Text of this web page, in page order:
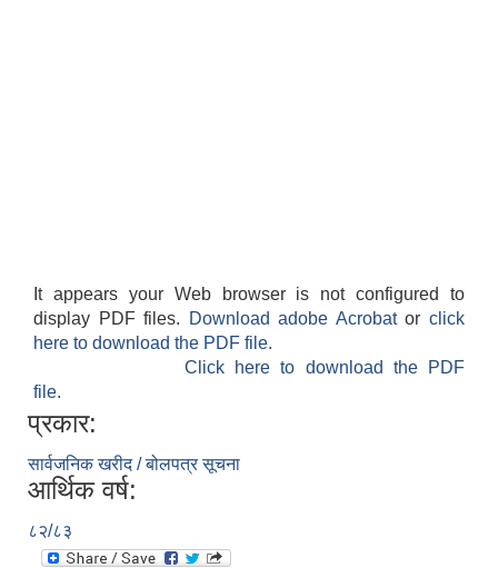
It appears your Web browser is not configured to
display PDF files.
Download adobe Acrobatorclick
here to download the PDF file.
Click here to download the PDF
file.
प्रकार:
सार्वजनिक खरीद / बोलपत्र सूचना
आर्थिक वर्ष:
८२/८३